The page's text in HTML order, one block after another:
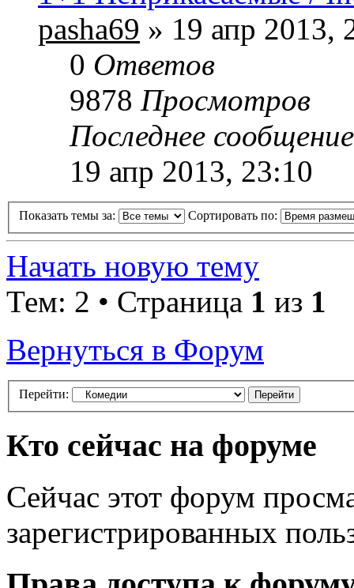
pasha69 » 19 апр 2013,
0 Ответов
9878 Просмотров
Последнее
19 апр 2013, 23:10
Показать темы за: Сортировать по:
Начать новую тему
Тем: 2 • Страница 1 из 1
Вернуться в Форум
Перейти:
Кто сейчас на форуме
Сейчас этот форум
зарегистрированных